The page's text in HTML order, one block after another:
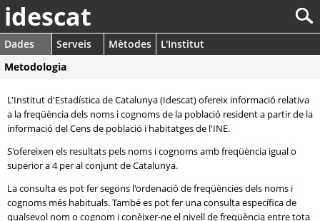
idescat
Dades Serveis Mètodes
L'Institut
Metodologia
L'Institut d'Estadística de Catalunya (Idescat) ofereix informació relativa
a la freqüència dels noms i cognoms de la població resident a partir de la
informació del Cens de població i habitatges de l'INE.
S'ofereixen els resultats pels noms i cognoms amb freqüència igual o
superior a 4 per al conjunt de Catalunya.
La consulta es pot fer segons l'ordenació de freqüències dels noms i
cognoms més habituals. També es pot fer una consulta específica de
qualsevol nom o cognom i conèixer-ne el nivell de freqüència entre tota